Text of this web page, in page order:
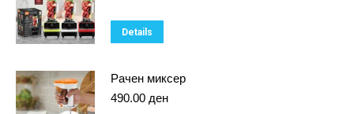
Details
Рачен миксер
490.00 ден